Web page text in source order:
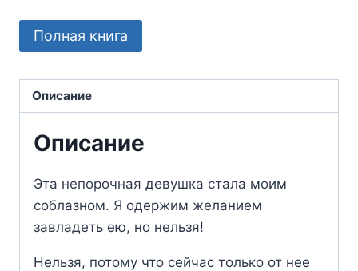
Полная книга
Описание
Описание
Эта непорочная девушка стала моим
соблазном. Я одержим желанием
завладеть ею, но нельзя!
Нельзя, потому что сейчас только от нее